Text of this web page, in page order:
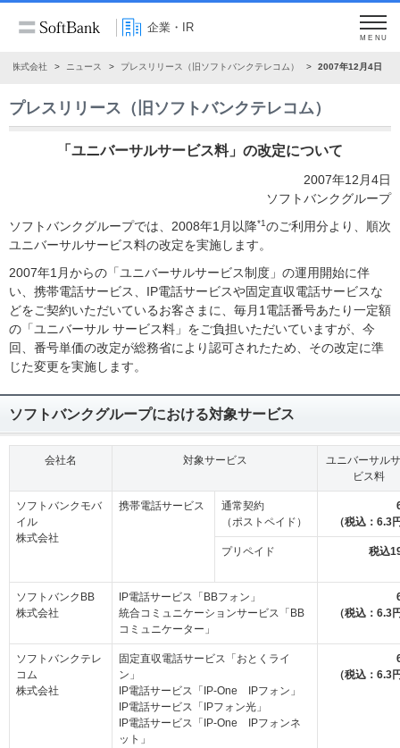
企業・IR
MENU
ク株式会社 ニュース プレスリリース（旧ソフトバンクテレコム） 2007年12月4日
プレスリリース（旧ソフトバンクテレコム）
「ユニバーサルサービス料」の改定について
2007年12月4日
ソフトバンクグループ
ソフトバンクグループでは、2008年1月以降*1のご利用分より、順次
ユニバーサルサービス料の改定を実施します。
2007年1月からの「ユニバーサルサービス制度」の運用開始に伴
い、携帯電話サービス、IP電話サービスや固定直収電話サービスな
どをご契約いただいているお客さまに、毎月1電話番号あたり一定額
の「ユニバーサル サービス料」をご負担いただいていますが、今
回、番号単価の改定が総務省により認可されたため、その改定に準
じた変更を実施します。
ソフトバンクグループにおける対象サービス
会社名 対象サービス
ユニバーサル
ビス料
ソフトバンクモバ
イル
株式会社
携帯電話サービス
通常契約
（ポストペイド）
（税込：6.3
プリペイド 税込
ソフトバンクBB
株式会社
IP電話サービス「BBフォン」
統合コミュニケーションサービス「BB
コミュニケーター」
（税込：6.3
ソフトバンクテレ
コム
株式会社
固定直収電話サービス「おとくライ
ン」
IP電話サービス「IP-One IPフォン」
IP電話サービス「IPフォン光」
IP電話サービス「IP-One IPフォンネ
ット」
（税込：6.3